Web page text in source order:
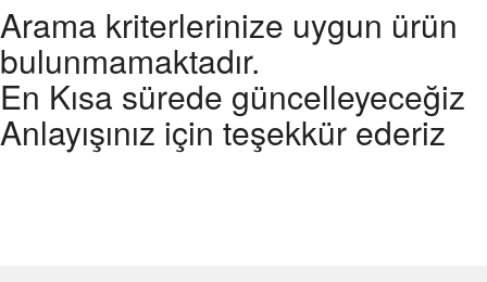
Arama kriterlerinize uygun ürün
bulunmamaktadır.
En Kısa sürede güncelleyeceğiz
Anlayışınız için teşekkür ederiz